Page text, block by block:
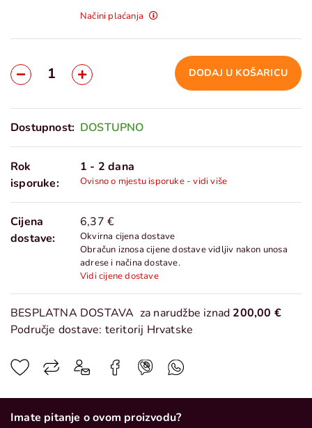
Načini plaćanja
DODAJ U KOŠARICU
Dostupnost: DOSTUPNO
Rok
isporuke:
1 - 2 dana
Ovisno o mjestu isporuke - vidi više
Cijena
dostave:
6,37 €
Okvirna cijena dostave
Obračun iznosa cijene dostave vidljiv nakon unosa
adrese i načina dostave.
Vidi cijene dostave
BESPLATNA DOSTAVA za narudžbe iznad 200,00 €
Područje dostave: teritorij Hrvatske
Imate pitanje o ovom proizvodu?